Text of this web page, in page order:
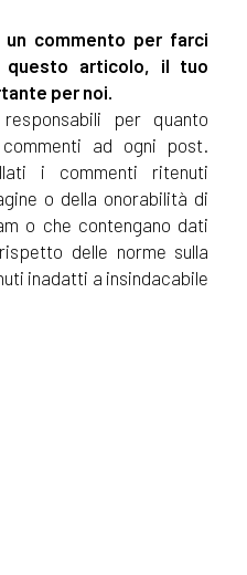
commento per farci
articolo, il tuo
per noi.
per quanto
ad ogni post.
i commenti ritenuti
o della onorabilità di
o che contengano dati
delle norme sulla
inadatti a insindacabile